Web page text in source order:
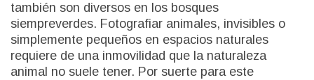
también son diversos en los bosques
siempreverdes. Fotografiar animales, invisibles o
simplemente pequeños en espacios naturales
requiere de una inmovilidad que la naturaleza
animal no suele tener. Por suerte para este